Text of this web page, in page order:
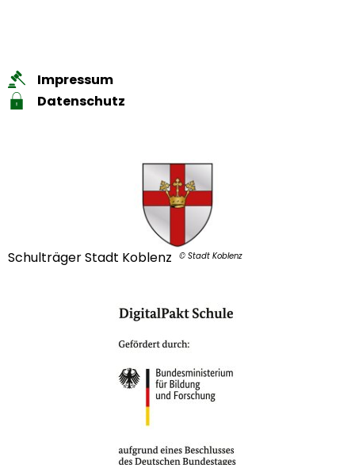
Impressum
Datenschutz
© Stadt Koblenz
Schulträger Stadt Koblenz